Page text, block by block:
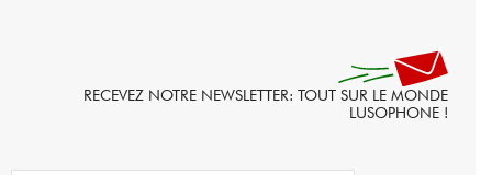
RECEVEZ NOTRE NEWSLETTER: TOUT SUR LE MONDE
LUSOPHONE !